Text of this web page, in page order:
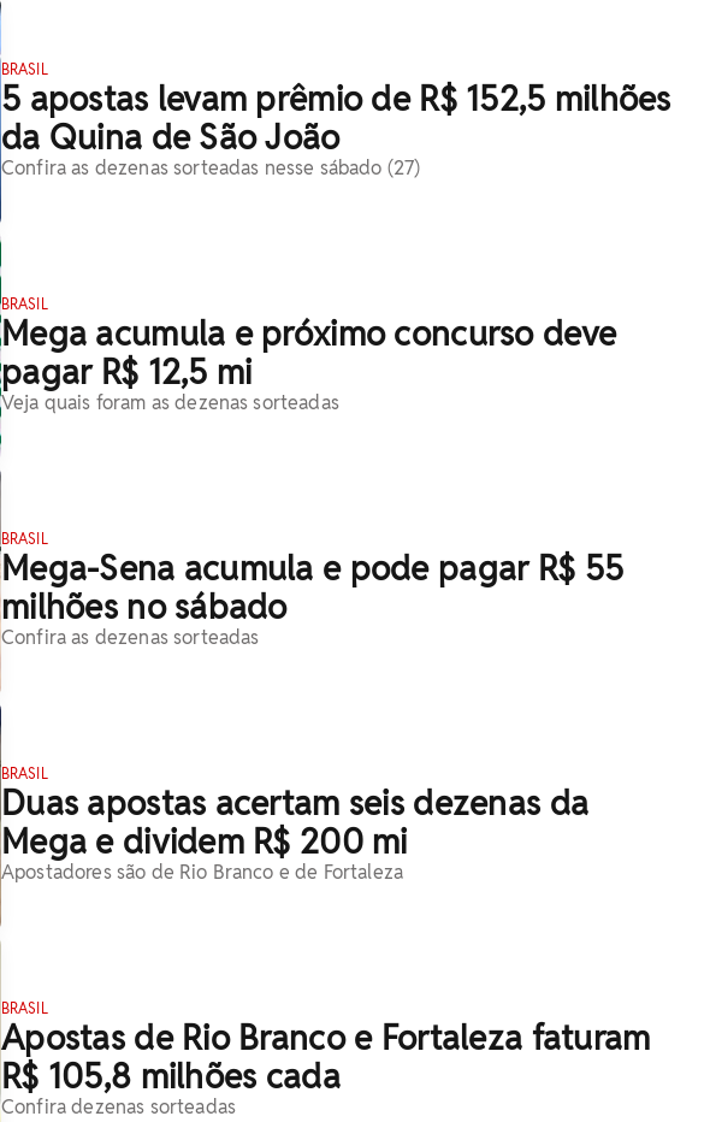
BRASIL
5 apostas levam prêmio de R$ 152,5 milhões
da Quina de São João
Confira as dezenas sorteadas nesse sábado (27)
BRASIL
Mega acumula e próximo concurso deve
pagar R$ 12,5 mi
Veja quais foram as dezenas sorteadas
BRASIL
Mega-Sena acumula e pode pagar R$ 55
milhões no sábado
Confira as dezenas sorteadas
BRASIL
Duas apostas acertam seis dezenas da
Mega e dividem R$ 200 mi
Apostadores são de Rio Branco e de Fortaleza
BRASIL
Apostas de Rio Branco e Fortaleza faturam
R$ 105,8 milhões cada
Confira dezenas sorteadas